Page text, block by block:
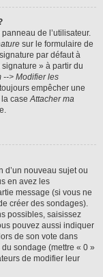
de l’utilisateur.
sur le formulaire de
par défaut à
» à partir du
--> Modifier les
empêcher une
la caseAttacher ma
d’un nouveau sujet ou
en avez les
message (si vous ne
créer des sondages).
possibles, saisissez
pouvez aussi indiquer
de son vote dans
sondage (mettre « 0 »
de modifier leur